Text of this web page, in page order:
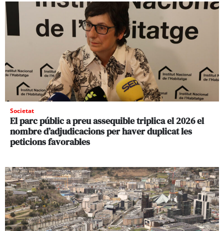
Societat
El parc públic a preu assequible triplica el 2026 el
nombre d’adjudicacions per haver duplicat les
peticions favorables